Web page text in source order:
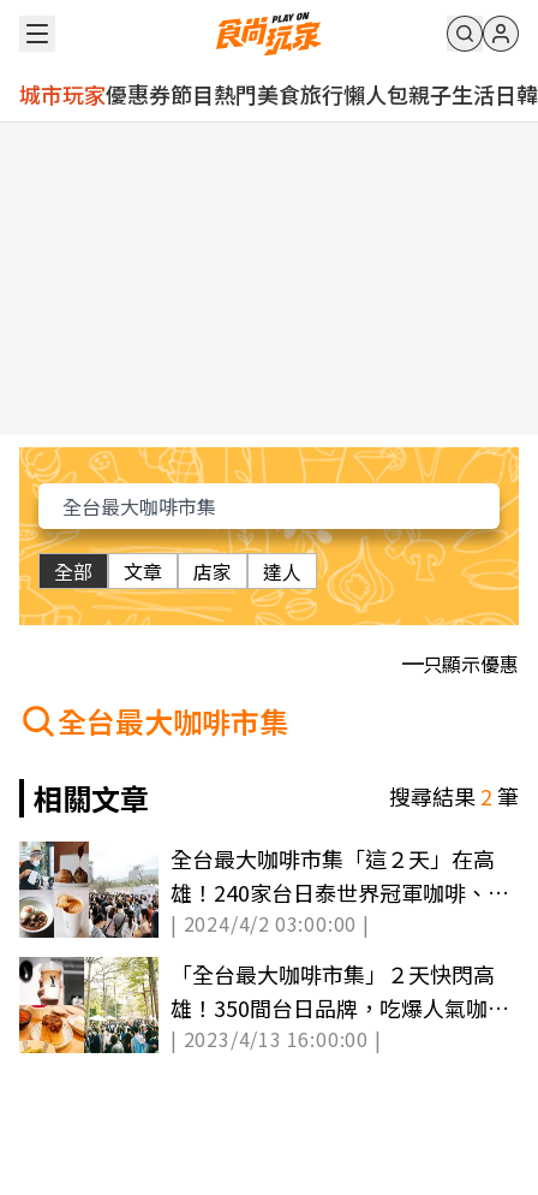
城市玩家優惠券節目熱門美食旅行懶人包親子生活日韓
全部 文章 店家 達人
只顯示優惠
全台最大咖啡市集
相關文章
搜尋結果2筆
全台最大咖啡市集「這２天」在高
雄！240家台日泰世界冠軍咖啡、風
格美食逛爆
| 2024/4/2 03:00:00 |
「全台最大咖啡市集」２天快閃高
雄！350間台日品牌，吃爆人氣咖
啡、排隊名店
| 2023/4/13 16:00:00 |